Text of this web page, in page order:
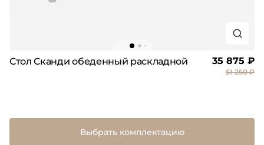
Стол Сканди обеденный раскладной 35 875 ₽
51 250 ₽
Выбрать комплектацию